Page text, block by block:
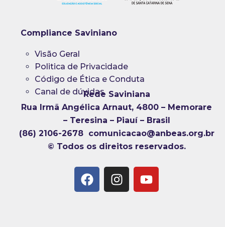
Compliance Saviniano
Visão Geral
Politica de Privacidade
Código de Ética e Conduta
Canal de dúvidasRede Saviniana
Rua Irmã Angélica Arnaut, 4800 – Memorare
– Teresina – Piauí – Brasil
(86) 2106-2678 comunicacao@anbeas.org.br
© Todos os direitos reservados.